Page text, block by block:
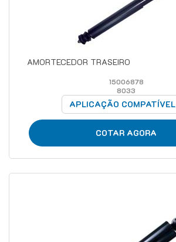
AMORTECEDOR TRASEIRO
15006878
8033
APLICAÇÃO COMPATÍVEL
COTAR AGORA